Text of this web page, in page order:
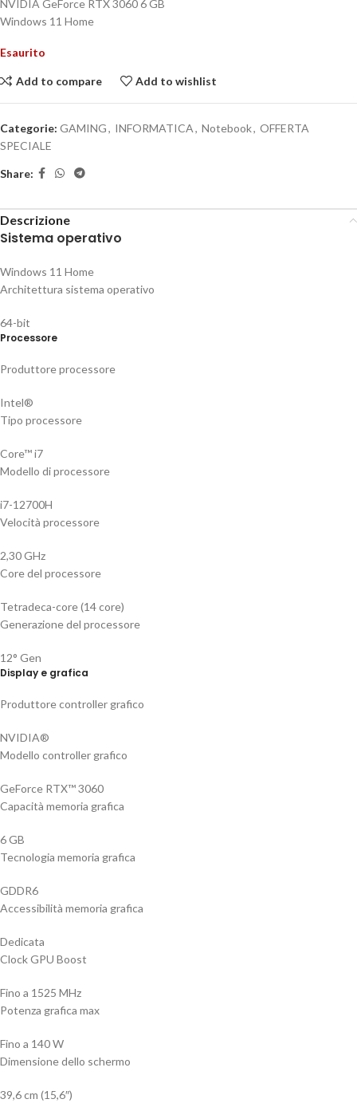
NVIDIA GeForce RTX 3060 6 GB
Windows 11 Home
Esaurito
Add to compare Add to wishlist
Categorie: GAMING, INFORMATICA, Notebook, OFFERTA
SPECIALE
Share:
Descrizione
Sistema operativo
Windows 11 Home
Architettura sistema operativo
64-bit
Processore
Produttore processore
Intel®
Tipo processore
Core™ i7
Modello di processore
i7-12700H
Velocità processore
2,30 GHz
Core del processore
Tetradeca-core (14 core)
Generazione del processore
12° Gen
Display e grafica
Produttore controller grafico
NVIDIA®
Modello controller grafico
GeForce RTX™ 3060
Capacità memoria grafica
6 GB
Tecnologia memoria grafica
GDDR6
Accessibilità memoria grafica
Dedicata
Clock GPU Boost
Fino a 1525 MHz
Potenza grafica max
Fino a 140 W
Dimensione dello schermo
39,6 cm (15,6″)